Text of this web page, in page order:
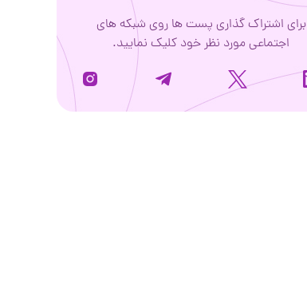
برای اشتراک گذاری پست ها روی شبکه های
اجتماعی مورد نظر خود کلیک نمایید.